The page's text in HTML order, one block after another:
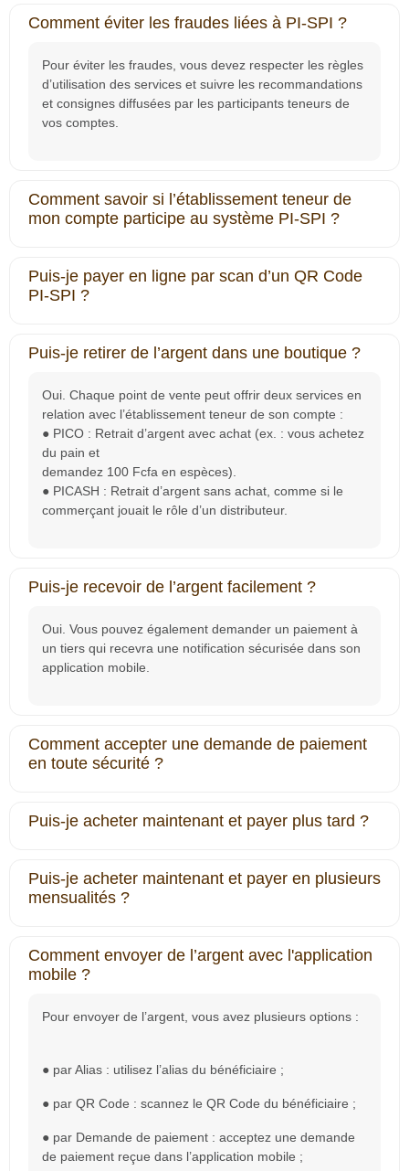
Comment éviter les fraudes liées à PI‐SPI ?
Pour éviter les fraudes, vous devez respecter les règles
d’utilisation des services et suivre les recommandations
et consignes diffusées par les participants teneurs de
vos comptes.
Comment savoir si l’établissement teneur de
mon compte participe au système PI-SPI ?
Puis-je payer en ligne par scan d’un QR Code
PI‐SPI ?
Puis-je retirer de l’argent dans une boutique ?
Oui. Chaque point de vente peut offrir deux services en
relation avec l’établissement teneur de son compte :
● PICO : Retrait d’argent avec achat (ex. : vous achetez
du pain et
demandez 100 Fcfa en espèces).
● PICASH : Retrait d’argent sans achat, comme si le
commerçant jouait le rôle d’un distributeur.
Puis-je recevoir de l’argent facilement ?
Oui. Vous pouvez également demander un paiement à
un tiers qui recevra une notification sécurisée dans son
application mobile.
Comment accepter une demande de paiement
en toute sécurité ?
Puis-je acheter maintenant et payer plus tard ?
Puis-je acheter maintenant et payer en plusieurs
mensualités ?
Comment envoyer de l’argent avec l'application
mobile ?
Pour envoyer de l’argent, vous avez plusieurs options :
● par Alias : utilisez l’alias du bénéficiaire ;
● par QR Code : scannez le QR Code du bénéficiaire ;
● par Demande de paiement : acceptez une demande
de paiement reçue dans l’application mobile ;